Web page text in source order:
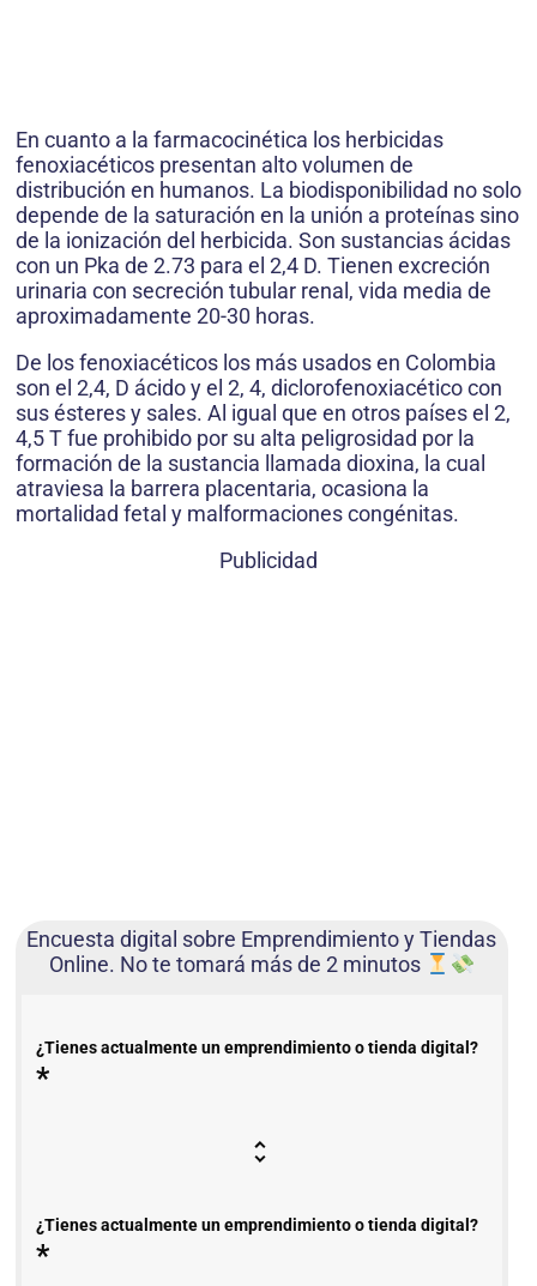
En cuanto a la farmacocinética los herbicidas
fenoxiacéticos presentan alto volumen de
distribución en humanos. La biodisponibilidad no solo
depende de la saturación en la unión a proteínas sino
de la ionización del herbicida. Son sustancias ácidas
con un Pka de 2.73 para el 2,4 D. Tienen excreción
urinaria con secreción tubular renal, vida media de
aproximadamente 20-30 horas.
De los fenoxiacéticos los más usados en Colombia
son el 2,4, D ácido y el 2, 4, diclorofenoxiacético con
sus ésteres y sales. Al igual que en otros países el 2,
4,5 T fue prohibido por su alta peligrosidad por la
formación de la sustancia llamada dioxina, la cual
atraviesa la barrera placentaria, ocasiona la
mortalidad fetal y malformaciones congénitas.
Publicidad
Encuesta digital sobre Emprendimiento y Tiendas
Online. No te tomará más de 2 minutos
¿Tienes actualmente un emprendimiento o tienda digital?
*
¿Tienes actualmente un emprendimiento o tienda digital?
*